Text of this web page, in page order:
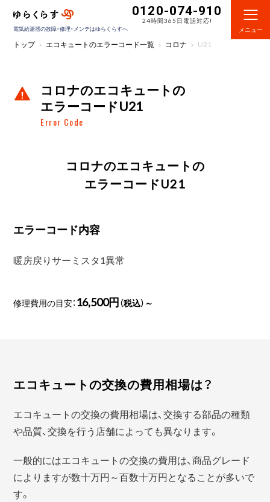
電気給湯器の故障・修理・メンテはゆらくらすへ
0120-074-910
24時間365日電話対応!
メニュー
トップ エコキュートのエラーコード一覧 コロナ U21
コロナのエコキュートの
エラーコードU21
Error Code
コロナのエコキュートの
エラーコードU21
エラーコード内容
暖房戻りサーミスタ1異常
修理費用の目安： 16,500円（税込）～
エコキュートの交換の費用相場は？
エコキュートの交換の費用相場は、交換する部品の種類
や品質、交換を行う店舗によっても異なります。
一般的にはエコキュートの交換の費用は、商品グレード
によりますが数十万円～百数十万円となることが多いで
す。